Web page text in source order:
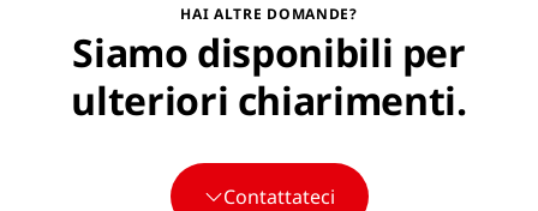
HAI ALTRE DOMANDE?
Siamo disponibili per
ulteriori chiarimenti.
Contattateci